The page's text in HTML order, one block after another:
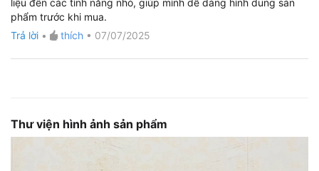
phẩm trước khi mua.
Trả lời • thích • 07/07/2025
Thư viện hình ảnh sản phẩm